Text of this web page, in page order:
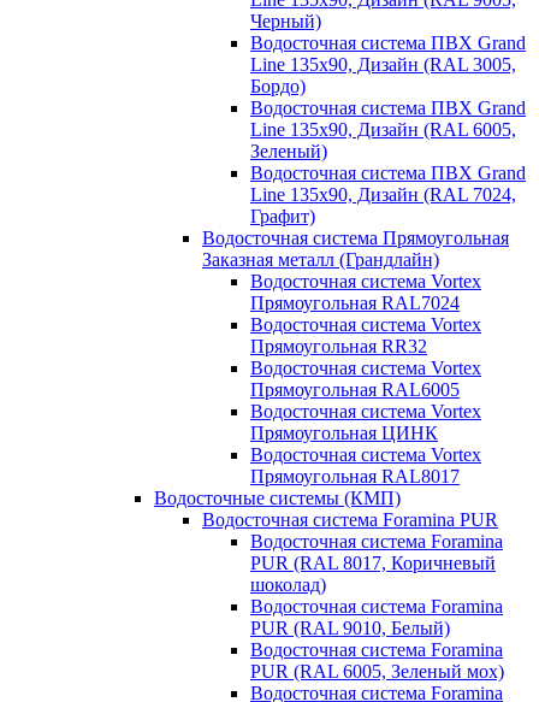
Черный)
Водосточная система ПВХ Grand
Line 135х90, Дизайн (RAL 3005,
Бордо)
Водосточная система ПВХ Grand
Line 135х90, Дизайн (RAL 6005,
Зеленый)
Водосточная система ПВХ Grand
Line 135х90, Дизайн (RAL 7024,
Графит)
Водосточная система Прямоугольная
Заказная металл (Грандлайн)
Водосточная система Vortex
Прямоугольная RAL7024
Водосточная система Vortex
Прямоугольная RR32
Водосточная система Vortex
Прямоугольная RAL6005
Водосточная система Vortex
Прямоугольная ЦИНК
Водосточная система Vortex
Прямоугольная RAL8017
Водосточные системы (КМП)
Водосточная система Foramina PUR
Водосточная система Foramina
PUR (RAL 8017, Коричневый
шоколад)
Водосточная система Foramina
PUR (RAL 9010, Белый)
Водосточная система Foramina
PUR (RAL 6005, Зеленый мох)
Водосточная система Foramina